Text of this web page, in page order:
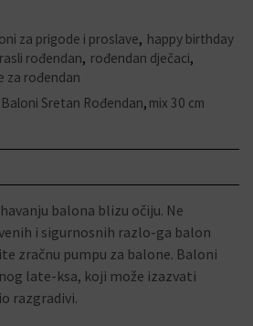
za prigode i proslave, happy birthday
rođendan, rođendan dječaci,
za rođendan
Sretan Rođendan, mix 30 cm
balona blizu očiju. Ne
i sigurnosnih razlo-ga balon
zračnu pumpu za balone. Baloni
late-ksa, koji može izazvati
razgradivi.